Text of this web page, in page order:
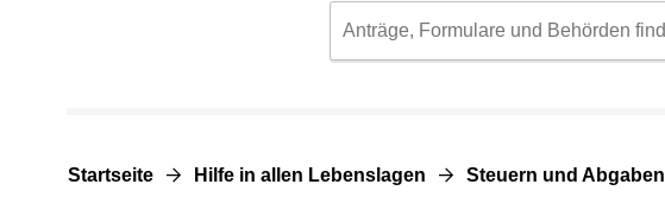
Startseite Hilfe in allen Lebenslagen Steuern und Abgaben